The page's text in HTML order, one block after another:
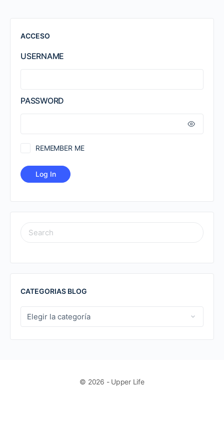
ACCESO
USERNAME
PASSWORD
REMEMBER ME
SEARCH
FOR:
CATEGORIAS BLOG
CATEGORIAS
BLOG
© 2026 - Upper Life